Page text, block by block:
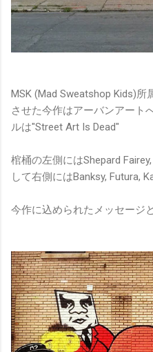
MSK (Mad Sweatshop Kids)所
させた今作はアーバンアート
ルは"Street Art Is Dead"
棺桶の左側にはShepard
して右側にはBanksy, Futura,
今作に込められたメッセージ